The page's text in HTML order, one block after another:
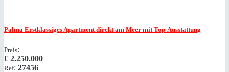
Palma Erstklassiges Apartment direkt am Meer mit Top-Ausstattung
Preis:
€ 2.250.000
Ref: 27456